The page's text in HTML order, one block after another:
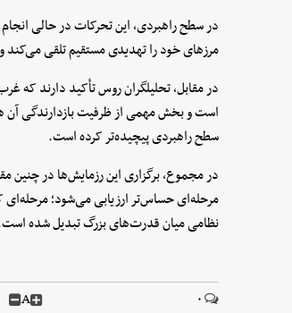
در سطح راهبردی، این تحرکات در حالی
مرزهای خود را تهدیدی مستقیم تلقی می‌کند
در مقابل، تحلیلگران روس تأکید دارند که
است و بخش مهمی از ظرفیت بازدارندگی آن
سطح راهبردی پیچیده‌تر کرده است.
در مجموع، برگزاری این رزمایش‌ها در چنین
مرحله‌ای حساس‌تر ارزیابی می‌شود؛ مرحله‌ای
نظامی میان قدرت‌های بزرگ تبدیل شده
۰ A